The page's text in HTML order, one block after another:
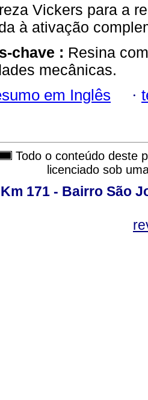
Vickers para a
à ativação
chave : Resina
mecânicas.
em Inglês ·
Todo o conteúdo deste
licenciado sob
171 - Bairro São